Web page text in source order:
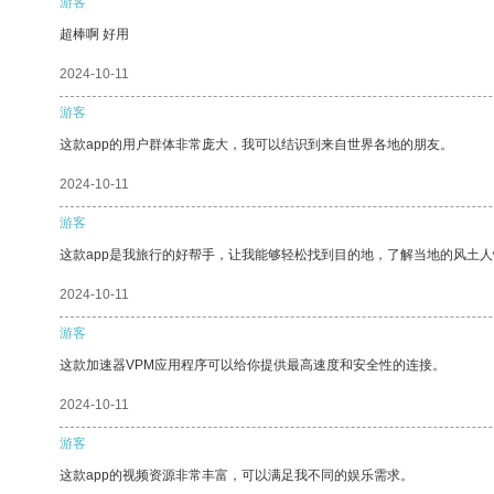
超棒啊 好用
2024-10-11
游客
这款app的用户群体非常庞大，我可以结识到来自世界各地的朋友。
2024-10-11
游客
这款app是我旅行的好帮手，让我能够轻松找到目的地，了解当地的风土
2024-10-11
游客
这款加速器VPM应用程序可以给你提供最高速度和安全性的连接。
2024-10-11
游客
这款app的视频资源非常丰富，可以满足我不同的娱乐需求。